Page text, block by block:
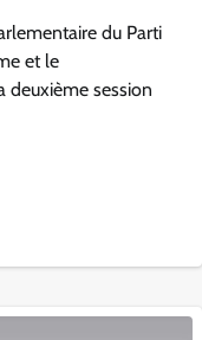
du Parti
et le
deuxième session